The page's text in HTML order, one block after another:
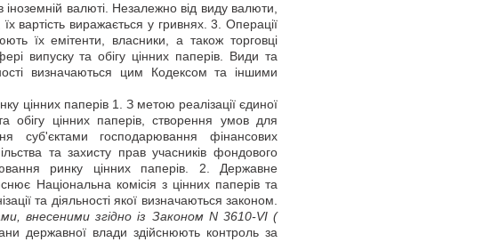
валюті. Незалежно від виду валюти,
вартість виражається у гривнях. 3. Операції
їх емітенти, власники, а також торговці
випуску та обігу цінних паперів. Види та
визначаються цим Кодексом та іншими
цінних паперів 1. З метою реалізації єдиної
обігу цінних паперів, створення умов для
суб'єктами господарювання фінансових
та захисту прав учасників фондового
ринку цінних паперів. 2. Державне
Національна комісія з цінних паперів та
та діяльності якої визначаються законом.
внесеними згідно із Законом N 3610-VI (
державної влади здійснюють контроль за